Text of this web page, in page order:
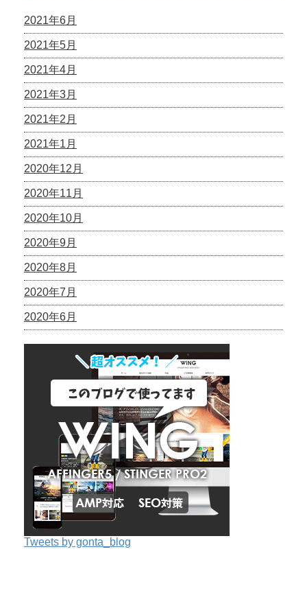
2021年6月
2021年5月
2021年4月
2021年3月
2021年2月
2021年1月
2020年12月
2020年11月
2020年10月
2020年9月
2020年8月
2020年7月
2020年6月
Tweets by gonta_blog